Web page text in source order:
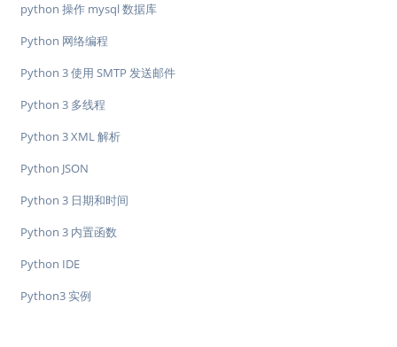
python 操作 mysql 数据库
Python 网络编程
Python 3 使用 SMTP 发送邮件
Python 3 多线程
Python 3 XML 解析
Python JSON
Python 3 日期和时间
Python 3 内置函数
Python IDE
Python3 实例